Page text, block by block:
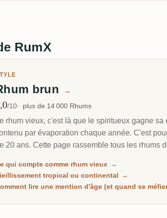
RumX
brun →
moyenne
/10 plus de 14 000 Rhums
rhum vieux, c'est là que le spiritueux gagne
par évaporation chaque année. C'est
20 ans. Cette page rassemble tous les rhums
qui compte comme rhum vieux →
tropical ou continental →
lire une mention d'âge (et quand se